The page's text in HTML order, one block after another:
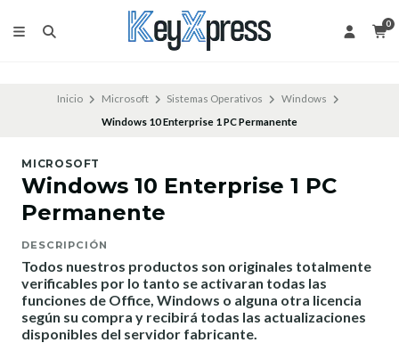
0
Inicio Microsoft Sistemas Operativos
Windows
Windows 10 Enterprise 1 PC Permanente
MICROSOFT
Windows 10 Enterprise 1 PC
Permanente
DESCRIPCIÓN
Todos nuestros productos son originales totalmente
verificables por lo tanto se activaran todas las
funciones de Office, Windows o alguna otra licencia
según su compra y recibirá todas las actualizaciones
disponibles del servidor fabricante.